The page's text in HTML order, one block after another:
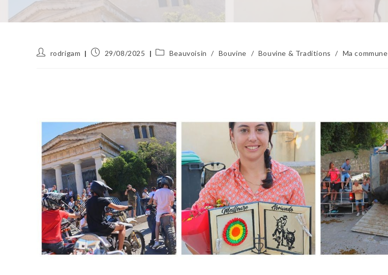
Auteur/autrice
rodrigam
Publication
29/08/2025
PostBeauvoisin / Bouvine / Bouvine & Traditions / Ma commune